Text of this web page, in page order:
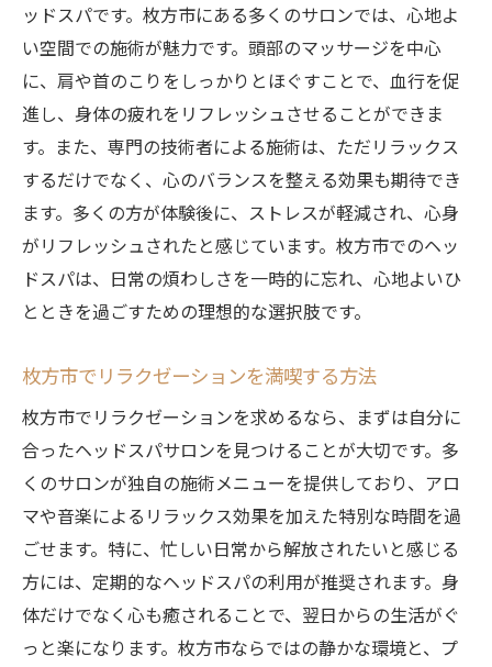
ッドスパです。枚方市にある多くのサロンでは、心地よ
い空間での施術が魅力です。頭部のマッサージを中心
に、肩や首のこりをしっかりとほぐすことで、血行を促
進し、身体の疲れをリフレッシュさせることができま
す。また、専門の技術者による施術は、ただリラックス
するだけでなく、心のバランスを整える効果も期待でき
ます。多くの方が体験後に、ストレスが軽減され、心身
がリフレッシュされたと感じています。枚方市でのヘッ
ドスパは、日常の煩わしさを一時的に忘れ、心地よいひ
とときを過ごすための理想的な選択肢です。
枚方市でリラクゼーションを満喫する方法
枚方市でリラクゼーションを求めるなら、まずは自分に
合ったヘッドスパサロンを見つけることが大切です。多
くのサロンが独自の施術メニューを提供しており、アロ
マや音楽によるリラックス効果を加えた特別な時間を過
ごせます。特に、忙しい日常から解放されたいと感じる
方には、定期的なヘッドスパの利用が推奨されます。身
体だけでなく心も癒されることで、翌日からの生活がぐ
っと楽になります。枚方市ならではの静かな環境と、プ